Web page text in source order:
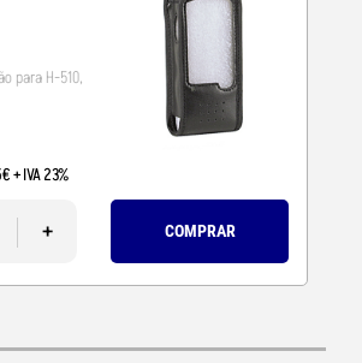
para H-510,
€+ IVA 23%
+ COMPRAR